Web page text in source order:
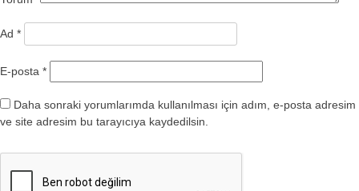
Ad *
E-posta *
Daha sonraki yorumlarımda kullanılması için adım, e-posta adresim
ve site adresim bu tarayıcıya kaydedilsin.